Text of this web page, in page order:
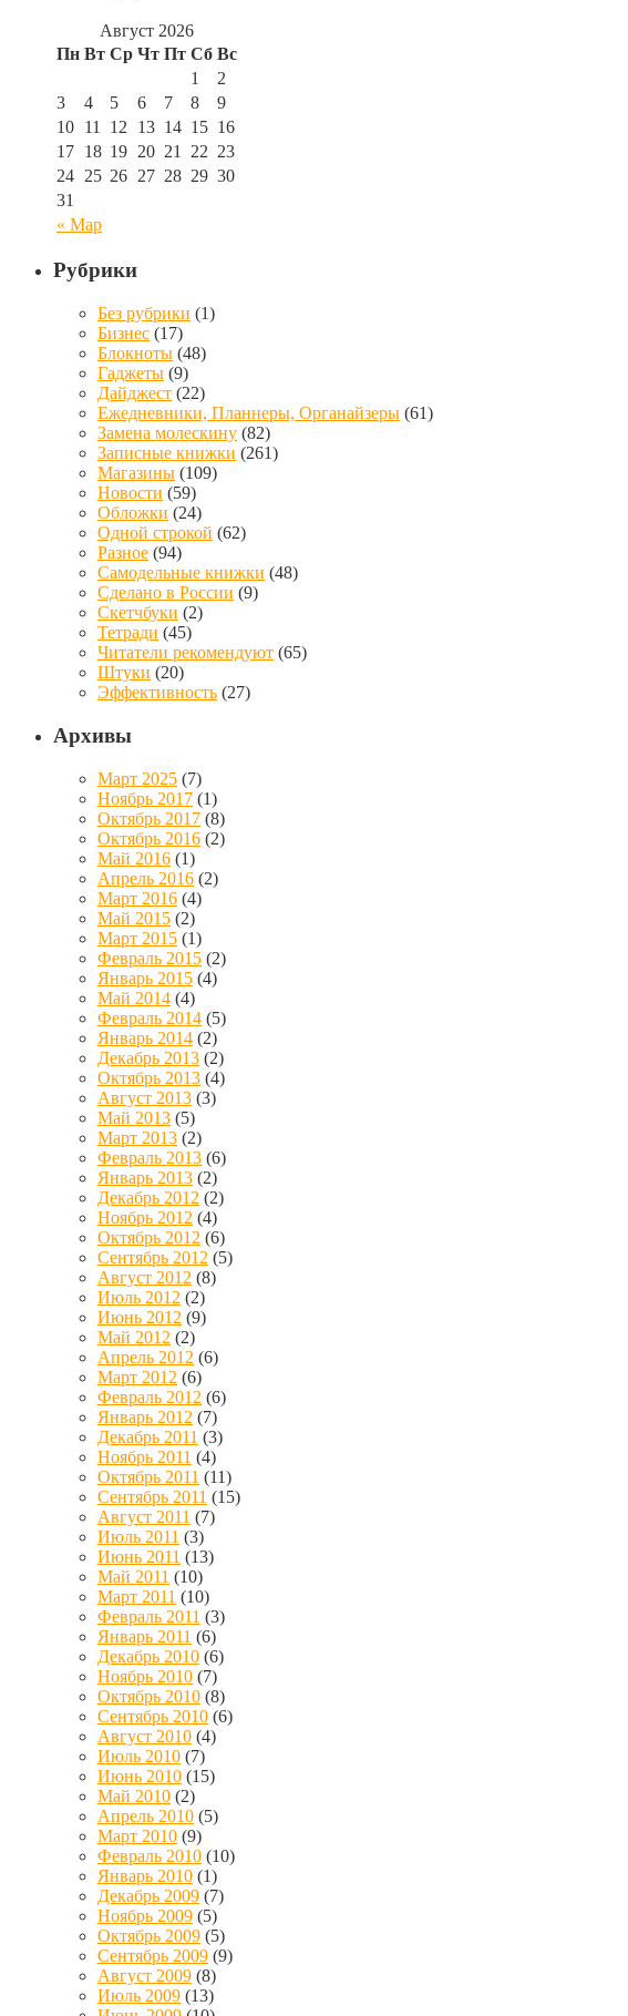
Август 2026
Пн Вт Ср Чт Пт Сб Вс
« Мар
1
2
3
4 5 6 7 8
9
10 11 12 13 14 15 16
17 18 19 20 21 22 23
24 25 26 27 28 29 30
31
Рубрики
Без рубрики (1)
Бизнес (17)
Блокноты (48)
Гаджеты (9)
Дайджест (22)
Ежедневники, Планнеры, Органайзеры (61)
Замена молескину (82)
Записные книжки (261)
Магазины (109)
Новости (59)
Обложки (24)
Одной строкой (62)
Разное (94)
Самодельные книжки (48)
Сделано в России (9)
Скетчбуки (2)
Тетради (45)
Читатели рекомендуют (65)
Штуки (20)
Эффективность (27)
Архивы
Март 2025 (7)
Ноябрь 2017 (1)
Октябрь 2017 (8)
Октябрь 2016 (2)
Май 2016 (1)
Апрель 2016 (2)
Март 2016 (4)
Май 2015 (2)
Март 2015 (1)
Февраль 2015 (2)
Январь 2015 (4)
Май 2014 (4)
Февраль 2014 (5)
Январь 2014 (2)
Декабрь 2013 (2)
Октябрь 2013 (4)
Август 2013 (3)
Май 2013 (5)
Март 2013 (2)
Февраль 2013 (6)
Январь 2013 (2)
Декабрь 2012 (2)
Ноябрь 2012 (4)
Октябрь 2012 (6)
Сентябрь 2012 (5)
Август 2012 (8)
Июль 2012 (2)
Июнь 2012 (9)
Май 2012 (2)
Апрель 2012 (6)
Март 2012 (6)
Февраль 2012 (6)
Январь 2012 (7)
Декабрь 2011 (3)
Ноябрь 2011 (4)
Октябрь 2011 (11)
Сентябрь 2011 (15)
Август 2011 (7)
Июль 2011 (3)
Июнь 2011 (13)
Май 2011 (10)
Март 2011 (10)
Февраль 2011 (3)
Январь 2011 (6)
Декабрь 2010 (6)
Ноябрь 2010 (7)
Октябрь 2010 (8)
Сентябрь 2010 (6)
Август 2010 (4)
Июль 2010 (7)
Июнь 2010 (15)
Май 2010 (2)
Апрель 2010 (5)
Март 2010 (9)
Февраль 2010 (10)
Январь 2010 (1)
Декабрь 2009 (7)
Ноябрь 2009 (5)
Октябрь 2009 (5)
Сентябрь 2009 (9)
Август 2009 (8)
Июль 2009 (13)